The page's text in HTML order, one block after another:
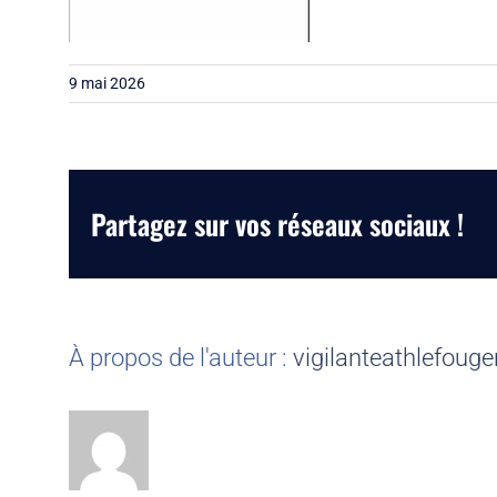
9 mai 2026
Partagez sur vos réseaux sociaux !
À propos de l'auteur :